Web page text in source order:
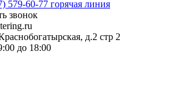
579-60-77 горячая линия
звонок
д.2 стр 2
до 18:00